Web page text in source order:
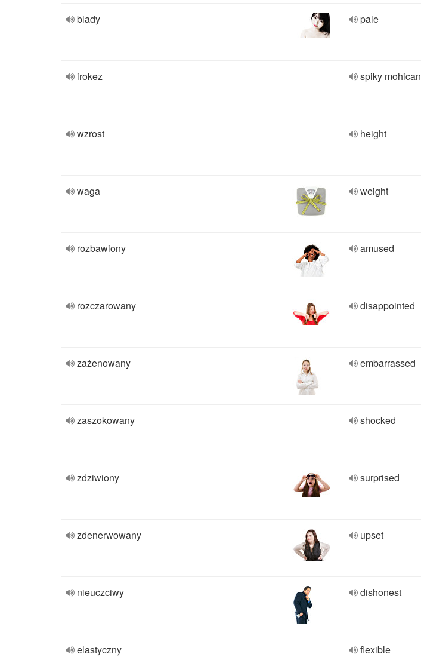
blady pale
irokez spiky mohican
wzrost height
waga weight
rozbawiony amused
rozczarowany disappointed
zażenowany embarrassed
zaszokowany shocked
zdziwiony surprised
zdenerwowany upset
nieuczciwy dishonest
elastyczny flexible